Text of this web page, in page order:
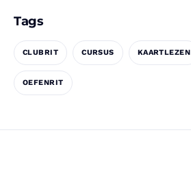
Tags
CLUBRIT CURSUS KAARTLEZEN
OEFENRIT